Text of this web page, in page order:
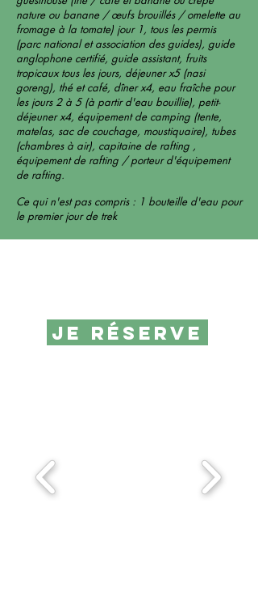
nature ou banane / œufs brouillés / omelette au
fromage à la tomate) jour 1, tous les permis
(parc national et association des guides), guide
anglophone certifié, guide assistant, fruits
tropicaux tous les jours, déjeuner x5 (nasi
goreng), thé et café, dîner x4, eau fraîche pour
les jours 2 à 5 (à partir d'eau bouillie), petit-
déjeuner x4, équipement de camping (tente,
matelas, sac de couchage, moustiquaire), tubes
(chambres à air), capitaine de rafting ,
équipement de rafting / porteur d'équipement
de rafting.
Ce qui n'est pas compris : 1 bouteille d'eau pour
le premier jour de trek
je réserve